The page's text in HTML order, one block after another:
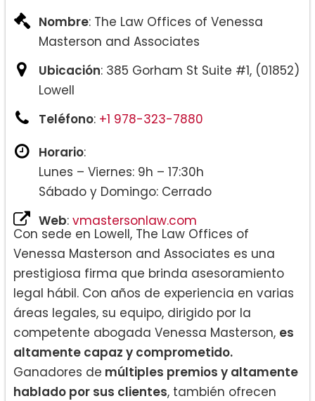
Nombre: The Law Offices of Venessa
Masterson and Associates
Ubicación: 385 Gorham St Suite #1, (01852)
Lowell
Teléfono: +1 978-323-7880
Horario:
Lunes – Viernes: 9h – 17:30h
Sábado y Domingo: Cerrado
Web: vmastersonlaw.com
Con sede en Lowell, The Law Offices of
Venessa Masterson and Associates es una
prestigiosa firma que brinda asesoramiento
legal hábil. Con años de experiencia en varias
áreas legales, su equipo, dirigido por la
competente abogada Venessa Masterson, es
altamente capaz y comprometido.
Ganadores de múltiples premios y altamente
hablado por sus clientes, también ofrecen